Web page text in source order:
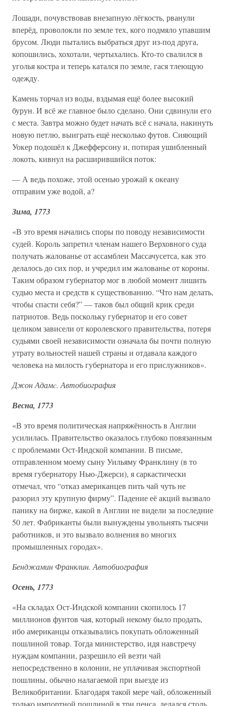
Лошади, почувствовав внезапную лёгкость, рванули
вперёд, проволокли по земле тех, кого подмяло упавшим
брусом. Люди пытались выбраться друг из-под друга,
копошились, хохотали, чертыхались. Кто-то свалился в
уголья костра и теперь катался по земле, гася тлеющую
одежду.
Камень торчал из воды, вздымая ещё более высокий
бурун. И всё же главное было сделано. Они сдвинули его
с места. Завтра можно будет начать всё с начала, накинуть
новую петлю, выиграть ещё несколько футов. Сияющий
Уокер подошёл к Джефферсону и, потирая ушибленный
локоть, кивнул на расширившийся поток:
— А ведь похоже, этой осенью урожай к океану
отправим уже водой, а?
Зима, 1773
«В это время начались споры по поводу независимости
судей. Король запретил членам нашего Верховного суда
получать жалованье от ассамблеи Массачусетса, как это
делалось до сих пор, и учредил им жалованье от короны.
Таким образом губернатор мог в любой момент лишить
судью места и средств к существованию. “Что нам делать,
чтобы спасти себя?” — таков был общий крик среди
патриотов. Ведь поскольку губернатор и его совет
целиком зависели от королевского правительства, потеря
судьями своей независимости означала бы почти полную
утрату вольностей нашей страны и отдавала каждого
человека на милость губернатора и его прислужников».
Джон Адамc. Автобиография
Весна, 1773
«В это время политическая напряжённость в Англии
усилилась. Правительство оказалось глубоко повязанным
с проблемами Ост-Индской компании. В письме,
отправленном моему сыну Уильяму Франклину (в то
время губернатору Нью-Джерси), я саркастически
отмечал, что “отказ американцев пить чай чуть не
разорил эту крупную фирму”. Падение её акций вызвало
панику на бирже, какой в Англии не видели за последние
50 лет. Фабриканты были вынуждены увольнять тысячи
работников, и это вызвало волнения во многих
промышленных городах».
Бенджамин Франклин. Автобиография
Осень, 1773
«На складах Ост-Индской компании скопилось 17
миллионов фунтов чая, который некому было продать,
ибо американцы отказывались покупать обложенный
пошлиной товар. Тогда министерство, идя навстречу
нуждам компании, разрешило ей везти чай
непосредственно в колонии, не уплачивая экспортной
пошлины, обычно налагаемой при выезде из
Великобритании. Благодаря такой мере чай, обложенный
только импортной пошлиной в три пенса, делался столь